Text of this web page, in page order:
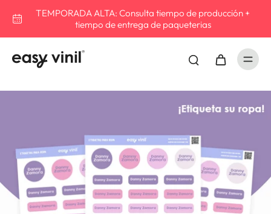
Envio gratis en compras arriba de $549 Compra ahora